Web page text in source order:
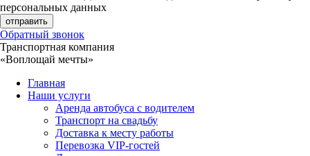
персональных данных
отправить
Обратный звонок
Транспортная компания
«Воплощай мечты»
Главная
Наши услуги
Аренда автобуса с водителем
Транспорт на свадьбу
Доставка к месту работы
Перевозка VIP-гостей